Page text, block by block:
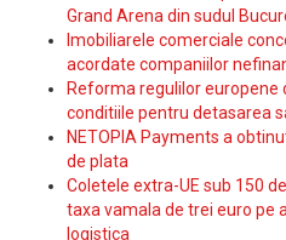
Grand Arena din sudul
Imobiliarele comerciale
acordate companiilor
Reforma regulilor
conditiile pentru detasarea
NETOPIA Payments a
de plata
Coletele extra-UE sub 150
taxa vamala de trei euro pe
logistica